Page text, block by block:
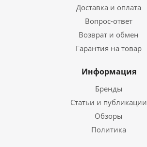
Доставка и оплата
Вопрос-ответ
Возврат и обмен
Гарантия на товар
Информация
Бренды
Статьи и публикации
Обзоры
Политика